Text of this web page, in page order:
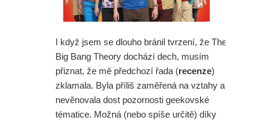
I když jsem se dlouho bránil tvrzení, že The
Big Bang Theory dochází dech, musím
přiznat, že mě předchozí řada (recenze)
zklamala. Byla příliš zaměřená na vztahy a
nevěnovala dost pozornosti geekovské
tématice. Možná (nebo spíše určitě) díky